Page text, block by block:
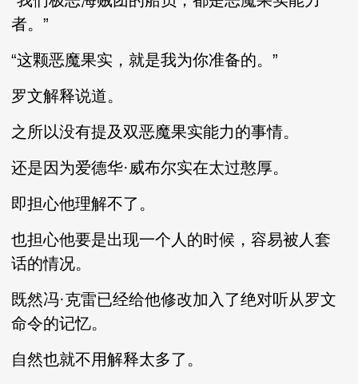
者。”
“这颗恶魔果实，就是我为你准备的。”
罗文解释说道。
之所以没有提及双恶魔果实能力的事情。
还是因为爱德华·威布尔实在太过憨厚。
即担心他理解不了。
也担心他要是出现一个人的时候，容易被人套
话的情况。
既然冯·克雷已经给他修改加入了绝对听从罗文
命令的记忆。
自然也就不用解释太多了。